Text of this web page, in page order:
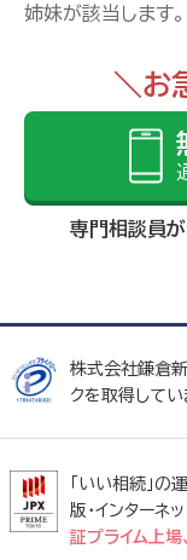
姉妹が該当します。
＼お
専門相談員
株式会社鎌倉
クを取得してい
「いい相続」
版・インターネ
証プライム上場